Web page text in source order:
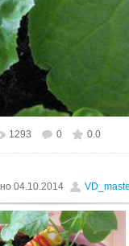
размере 1024x768
1293 0 0.0
04.10.2014